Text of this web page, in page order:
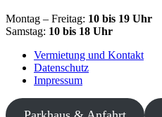
Montag – Freitag: 10 bis 19 Uhr
Samstag: 10 bis 18 Uhr
Vermietung und Kontakt
Datenschutz
Impressum